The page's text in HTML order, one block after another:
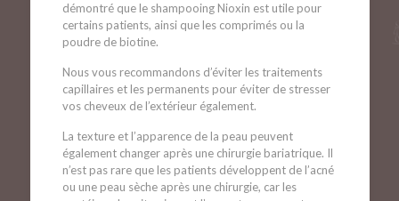
démontré que le shampooing Nioxin est utile pour
certains patients, ainsi que les comprimés ou la
poudre de biotine.
Nous vous recommandons d’éviter les traitements
capillaires et les permanents pour éviter de stresser
vos cheveux de l’extérieur également.
La texture et l’apparence de la peau peuvent
également changer après une chirurgie bariatrique. Il
n’est pas rare que les patients développent de l’acné
ou une peau sèche après une chirurgie, car les